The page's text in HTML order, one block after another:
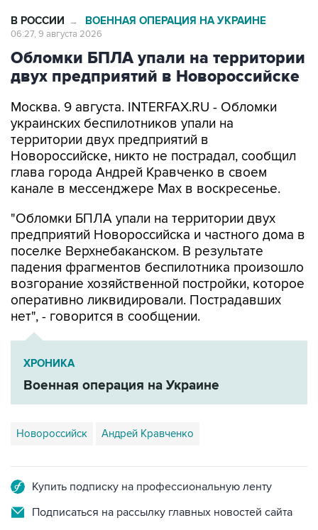
В РОССИИ → ВОЕННАЯ ОПЕРАЦИЯ НА УКРАИНЕ
06:27, 9 августа 2026
Обломки БПЛА упали на территории
двух предприятий в Новороссийске
Москва. 9 августа. INTERFAX.RU - Обломки
украинских беспилотников упали на
территории двух предприятий в
Новороссийске, никто не пострадал, сообщил
глава города Андрей Кравченко в своем
канале в мессенджере Max в воскресенье.
"Обломки БПЛА упали на территории двух
предприятий Новороссийска и частного дома в
поселке Верхнебаканском. В результате
падения фрагментов беспилотника произошло
возгорание хозяйственной постройки, которое
оперативно ликвидировали. Пострадавших
нет", - говорится в сообщении.
ХРОНИКА
Военная операция на Украине
Новороссийск Андрей Кравченко
Купить подписку на профессиональную ленту
Подписаться на рассылку главных новостей сайта